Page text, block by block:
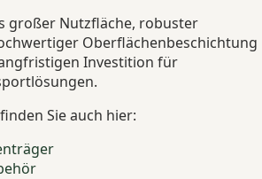
großer Nutzfläche, robuster
Oberflächenbeschichtung
Investition für
Sie auch hier: